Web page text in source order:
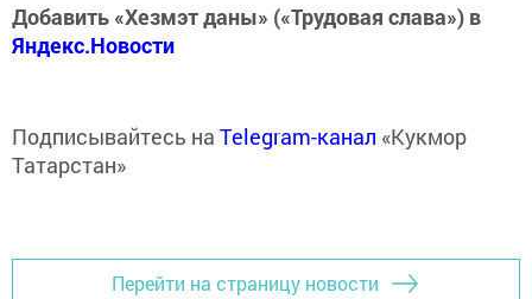
Добавить «Хезмэт даны» («Трудовая слава») в
Яндекс.Новости
Подписывайтесь на Telegram-канал «Кукмор
Татарстан»
Перейти на страницу новости